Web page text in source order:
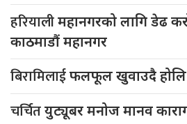
हरियालीमहानगरको लागि डेढ
काठमाडौं महानगर
बिरामिलाईफलफूल खुवाउदै होलि
चर्चितयुट्यूबर मनोज मानव